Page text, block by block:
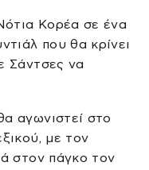
Κορέα σε ένα
που θα κρίνει
Σάντσες να
αγωνιστεί στο
με τον
στον πάγκο τον